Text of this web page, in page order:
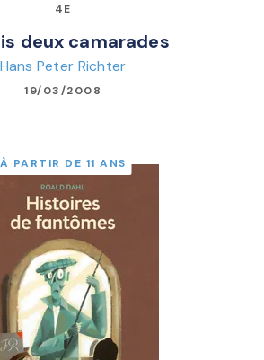
4E
deux camarades
Hans Peter Richter
19/03/2008
À PARTIR DE 11 ANS